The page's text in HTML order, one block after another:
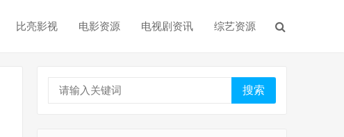
比亮影视 电影资源 电视剧资讯 综艺资源
搜索